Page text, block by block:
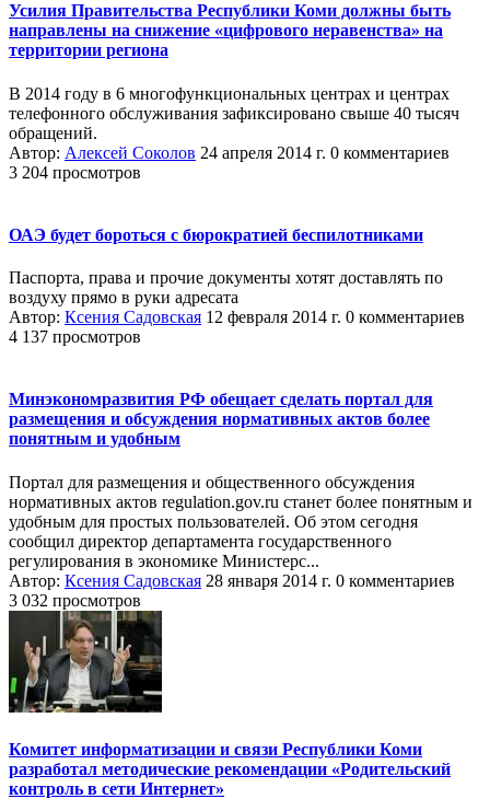
Усилия Правительства Республики Коми должны быть
направлены на снижение «цифрового неравенства» на
территории региона
В 2014 году в 6 многофункциональных центрах и центрах
телефонного обслуживания зафиксировано свыше 40 тысяч
обращений.
Автор: Алексей Соколов 24 апреля 2014 г. 0 комментариев
3 204 просмотров
ОАЭ будет бороться с бюрократией беспилотниками
Паспорта, права и прочие документы хотят доставлять по
воздуху прямо в руки адресата
Автор: Ксения Садовская 12 февраля 2014 г. 0 комментариев
4 137 просмотров
Минэкономразвития РФ обещает сделать портал для
размещения и обсуждения нормативных актов более
понятным и удобным
Портал для размещения и общественного обсуждения
нормативных актов regulation.gov.ru станет более понятным и
удобным для простых пользователей. Об этом сегодня
сообщил директор департамента государственного
регулирования в экономике Министерс...
Автор: Ксения Садовская 28 января 2014 г. 0 комментариев
3 032 просмотров
Комитет информатизации и связи Республики Коми
разработал методические рекомендации «Родительский
контроль в сети Интернет»